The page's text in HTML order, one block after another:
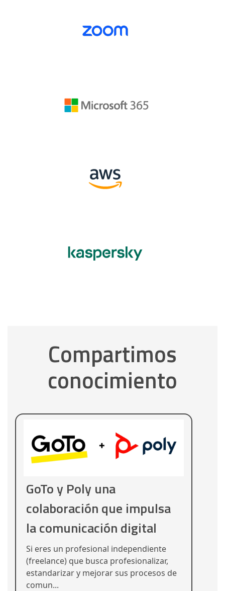
Compartimos
conocimiento
GoTo y Poly una
colaboración que impulsa
la comunicación digital
Si eres un profesional independiente
(freelance) que busca profesionalizar,
estandarizar y mejorar sus procesos de
comun...